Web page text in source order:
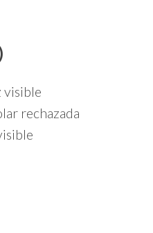
visible
rechazada